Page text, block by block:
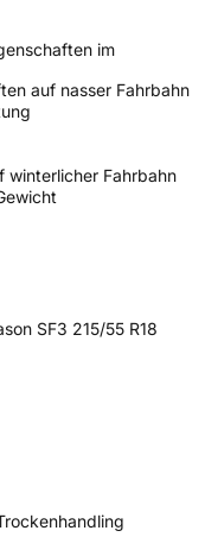
im
auf nasser Fahrbahn
winterlicher Fahrbahn
SF3 215/55 R18